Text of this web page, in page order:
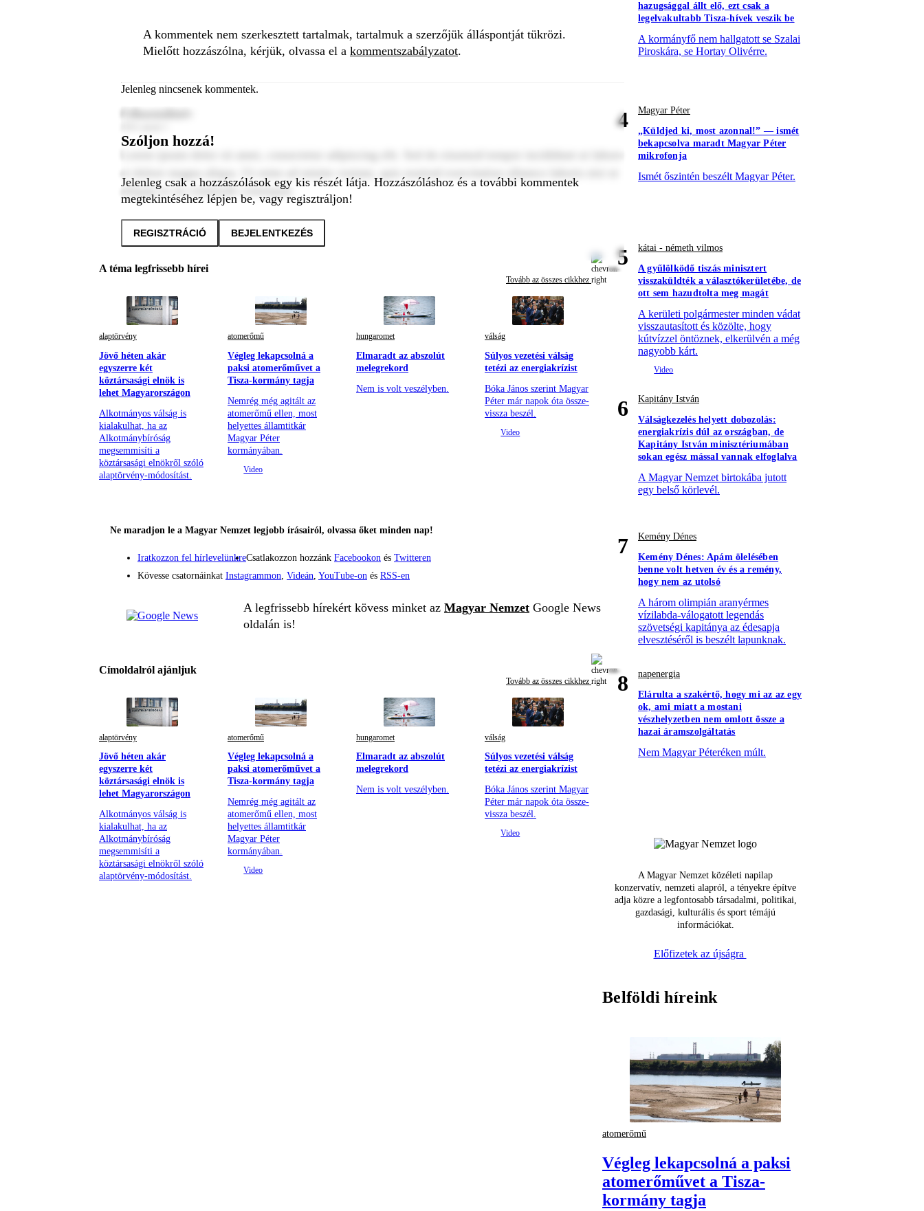
A kommentek nem szerkesztett tartalmak, tartalmuk a szerzőjük álláspontját tükrözi.
Mielőtt hozzászólna, kérjük, olvassa el a kommentszabályzatot.
Jelenleg nincsenek kommentek.
aliquip ex ea commodo consequat.
Szóljon hozzá!
Jelenleg csak a hozzászólások egy kis részét látja. Hozzászóláshoz és a további kommentek
megtekintéséhez lépjen be, vagy regisztráljon!
REGISZTRÁCIÓ BEJELENTKEZÉS
A téma legfrissebb hírei
Tovább az összes cikkhez
alaptörvény
Jövő héten akár
egyszerre két
köztársasági elnök is
lehet Magyarországon
Alkotmányos válság is
kialakulhat, ha az
Alkotmánybíróság
megsemmisíti a
köztársasági elnökről szóló
alaptörvény-módosítást.
atomerőmű
Végleg lekapcsolná a
paksi atomerőművet a
Tisza-kormány tagja
Nemrég még agitált az
atomerőmű ellen, most
helyettes államtitkár
Magyar Péter
kormányában.
hungaromet
Elmaradt az abszolút
melegrekord
Nem is volt veszélyben.
válság
Súlyos vezetési válság
tetézi az energiakrízist
Bóka János szerint Magyar
Péter már napok óta össze-
vissza beszél.
Ne maradjon le a Magyar Nemzet legjobb írásairól, olvassa őket minden nap!
Iratkozzon fel hírlevelünkreCsatlakozzon hozzánk Facebookon és Twitteren
Kövesse csatornáinkat Instagrammon Videán YouTube-on és RSS-en
A legfrissebb hírekért kövess minket az Magyar Nemzet Google News
oldalán is!
Címoldalról ajánljuk
Tovább az összes cikkhez
alaptörvény
Jövő héten akár
egyszerre két
köztársasági elnök is
lehet Magyarországon
Alkotmányos válság is
kialakulhat, ha az
Alkotmánybíróság
megsemmisíti a
köztársasági elnökről szóló
alaptörvény-módosítást.
atomerőmű
Végleg lekapcsolná a
paksi atomerőművet a
Tisza-kormány tagja
Nemrég még agitált az
atomerőmű ellen, most
helyettes államtitkár
Magyar Péter
kormányában.
hungaromet
Elmaradt az abszolút
melegrekord
Nem is volt veszélyben.
válság
Súlyos vezetési válság
tetézi az energiakrízist
Bóka János szerint Magyar
Péter már napok óta össze-
vissza beszél.
hazugsággal állt elő, ezt csak a
legelvakultabb Tisza-hívek veszik be
A kormányfő nem hallgatott se Szalai
Piroskára, se Hortay Olivérre.
4
Magyar Péter
„Küldjed ki, most azonnal!” — ismét
bekapcsolva maradt Magyar Péter
mikrofonja
Ismét őszintén beszélt Magyar Péter.
5
kátai - németh vilmos
A gyűlölködő tiszás minisztert
visszaküldték a választókerületébe, de
ott sem hazudtolta meg magát
A kerületi polgármester minden vádat
visszautasított és közölte, hogy
kútvízzel öntöznek, elkerülvén a még
nagyobb kárt.
6
Kapitány István
Válságkezelés helyett dobozolás:
energiakrízis dúl az országban, de
Kapitány István minisztériumában
sokan egész mással vannak elfoglalva
A Magyar Nemzet birtokába jutott
egy belső körlevél.
7
Kemény Dénes
Kemény Dénes: Apám ölelésében
benne volt hetven év és a remény,
hogy nem az utolsó
A három olimpián aranyérmes
vízilabda-válogatott legendás
szövetségi kapitánya az édesapja
elvesztéséről is beszélt lapunknak.
8
napenergia
Elárulta a szakértő, hogy mi az az egy
ok, ami miatt a mostani
vészhelyzetben nem omlott össze a
hazai áramszolgáltatás
Nem Magyar Péteréken múlt.
A Magyar Nemzet közéleti napilap
konzervatív, nemzeti alapról, a tényekre építve
adja közre a legfontosabb társadalmi, politikai,
gazdasági, kulturális és sport témájú
információkat.
Előfizetek az újságra
Belföldi híreink
atomerőmű
Végleg lekapcsolná a paksi
atomerőművet a Tisza-
kormány tagja